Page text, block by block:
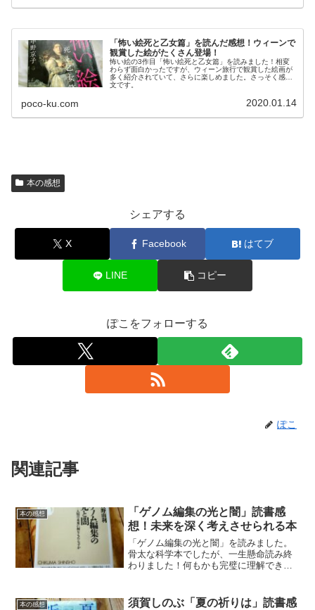
「怖い絵死と乙女篇」を読んだ感想！ウィーンで
観賞した絵がたくさん登場！
怖い絵の3作目「怖い絵死と乙女篇」を読みました！相変
わらず面白かったですが、ウィーン旅行で観賞した絵画が
多く紹介されていて、さらに楽しめました。さっそく感想
文です。
poco-ku.com 2020.01.14
本の感想
シェアする
X Facebook はてブ
LINE コピー
ぽこをフォローする
ぽこ
関連記事
本の感想
「ゲノム編集の光と闇」読書感
想！未来を深く考えさせられる本
「ゲノム編集の光と闇」を読みました。
骨太な科学本でしたが、一生懸命読み終
わりました！何もかも完璧に理解できた
てみます。
本の感想
須賀しのぶ「夏の祈りは」読書感